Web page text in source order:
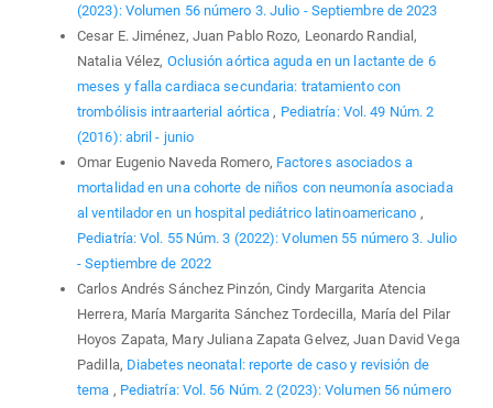
(2023): Volumen 56 número 3. Julio - Septiembre de 2023
Cesar E. Jiménez, Juan Pablo Rozo, Leonardo Randial,
Natalia Vélez, Oclusión aórtica aguda en un lactante de 6
meses y falla cardiaca secundaria: tratamiento con
trombólisis intraarterial aórtica , Pediatría: Vol. 49 Núm. 2
(2016): abril - junio
Omar Eugenio Naveda Romero, Factores asociados a
mortalidad en una cohorte de niños con neumonía asociada
al ventilador en un hospital pediátrico latinoamericano ,
Pediatría: Vol. 55 Núm. 3 (2022): Volumen 55 número 3. Julio
- Septiembre de 2022
Carlos Andrés Sánchez Pinzón, Cindy Margarita Atencia
Herrera, María Margarita Sánchez Tordecilla, María del Pilar
Hoyos Zapata, Mary Juliana Zapata Gelvez, Juan David Vega
Padilla, Diabetes neonatal: reporte de caso y revisión de
tema , Pediatría: Vol. 56 Núm. 2 (2023): Volumen 56 número